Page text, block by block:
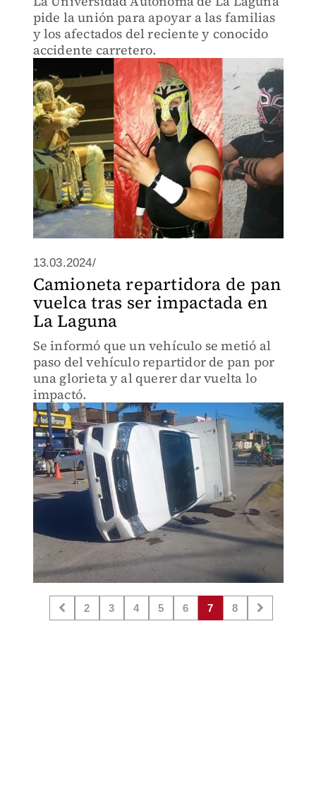
pide la unión para apoyar a las familias
y los afectados del reciente y conocido
accidente carretero.
13.03.2024/
Camioneta repartidora de pan
vuelca tras ser impactada en
La Laguna
Se informó que un vehículo se metió al
paso del vehículo repartidor de pan por
una glorieta y al querer dar vuelta lo
impactó.
2 3 4 5 6 7 8